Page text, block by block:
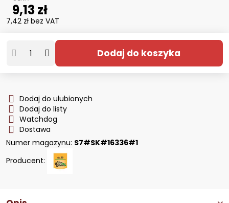
9,13 zł
7,42 zł bez VAT
Dodaj do koszyka
Dodaj do ulubionych
Dodaj do listy
Watchdog
Dostawa
Numer magazynu: S7#SK#16336#1
Producent: